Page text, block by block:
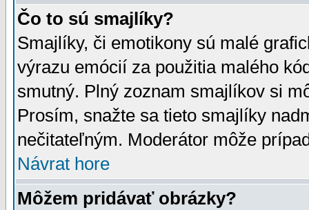
Čo to sú smajlíky?
Smajlíky, či emotikony sú malé
výrazu emócií za použitia malého
smutný. Plný zoznam smajlíkov si
Prosím, snažte sa tieto smajlíky
nečitateľným. Moderátor môže
Návrat hore
Môžem pridávať obrázky?